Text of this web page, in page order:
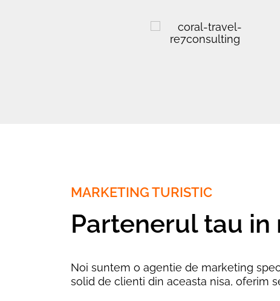
MARKETING TURISTIC
Partenerul tau
Noi suntem o agentie de marketing
solid de clienti din aceasta nisa, oferim